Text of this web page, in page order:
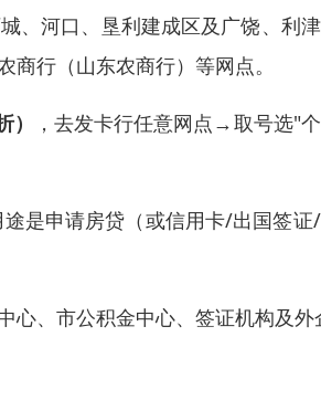
、河口、垦利建成区及广饶、利
行（山东农商行）等网点。
，去发卡行任意网点→取号选"
是申请房贷（或信用卡/出国签证
、市公积金中心、签证机构及外